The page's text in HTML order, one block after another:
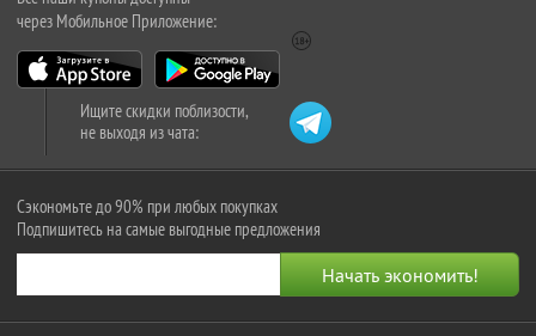
через Мобильное Приложение:
Ищите скидки поблизости,
не выходя из чата:
Сэкономьте до 90% при любых покупках
Подпишитесь на самые выгодные предложения